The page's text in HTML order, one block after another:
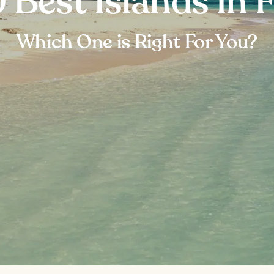
Which One is Right For You?